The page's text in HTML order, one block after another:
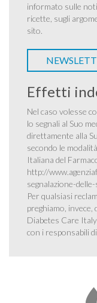
informato sulle
ricette, sugli
sito.
Effetti
Nel caso volesse
lo segnali al Suo
direttamente alla
secondo le
Italiana del
http://
segnalazione-
Per qualsiasi
preghiamo,
Diabetes Care
con i responsabili